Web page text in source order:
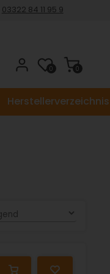
03322 84 11 95 9
0
0
Herstellerverzeichnis